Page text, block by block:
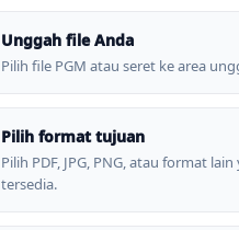
Unggah file Anda
Pilih file PGM atau seret ke area
Pilih format tujuan
Pilih PDF, JPG, PNG, atau format lain
tersedia.